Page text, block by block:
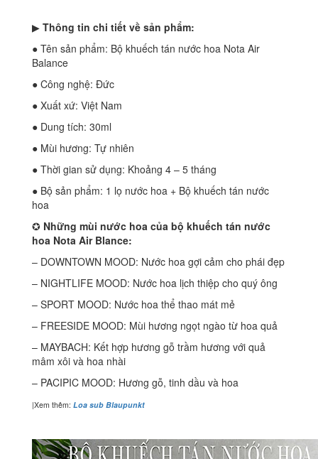
▶ Thông tin chi tiết về sản phẩm:
● Tên sản phẩm: Bộ khuếch tán nước hoa Nota Air
Balance
● Công nghệ: Đức
● Xuất xứ: Việt Nam
● Dung tích: 30ml
● Mùi hương: Tự nhiên
● Thời gian sử dụng: Khoảng 4 – 5 tháng
● Bộ sản phẩm: 1 lọ nước hoa + Bộ khuếch tán nước
hoa
✪ Những mùi nước hoa của bộ khuếch tán nước
hoa Nota Air Blance:
– DOWNTOWN MOOD: Nước hoa gợi cảm cho phái đẹp
– NIGHTLIFE MOOD: Nước hoa lịch thiệp cho quý ông
– SPORT MOOD: Nước hoa thể thao mát mẻ
– FREESIDE MOOD: Mùi hương ngọt ngào từ hoa quả
– MAYBACH: Kết hợp hương gỗ trầm hương với quả
mâm xôi và hoa nhài
– PACIPIC MOOD: Hương gỗ, tinh dầu và hoa
|Xem thêm: Loa sub Blaupunkt